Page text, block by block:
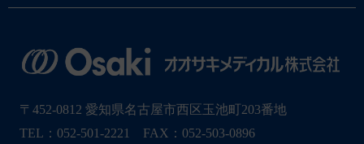
〒452-0812 愛知県名古屋市西区玉池町203番地
TEL：052-501-2221 FAX：052-503-0896